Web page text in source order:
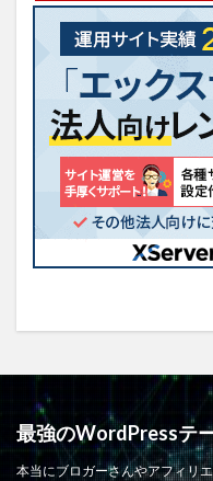
最強のWordPressテ
本当にブロガーさんやアフィリ